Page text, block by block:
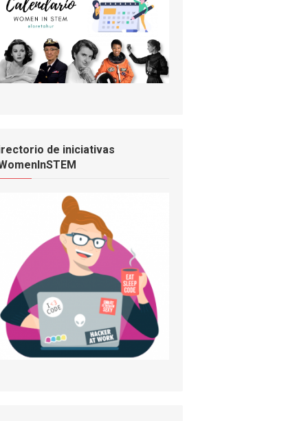
de iniciativas